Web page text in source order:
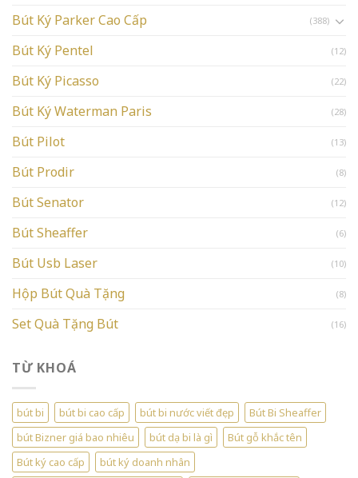
Bút Ký Parker Cao Cấp (388)
Bút Ký Pentel (12)
Bút Ký Picasso (22)
Bút Ký Waterman Paris (28)
Bút Pilot (13)
Bút Prodir (8)
Bút Senator (12)
Bút Sheaffer (6)
Bút Usb Laser (10)
Hộp Bút Quà Tặng (8)
Set Quà Tặng Bút (16)
TỪ KHOÁ
bút bi bút bi cao cấp bút bi nước viết đẹp
Bút Bi Sheaffer
bút Bizner giá bao nhiêu
bút dạ bi là gì
Bút gỗ khắc tên
Bút ký cao cấp
bút ký doanh nhân